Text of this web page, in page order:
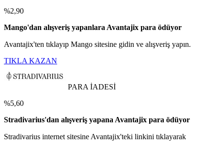
%2,90
Mango'dan alışveriş yapanlara Avantajix para ödüyor
Avantajix'ten tıklayıp Mango sitesine gidin ve alışveriş yapın.
TIKLA KAZAN
PARA İADESİ
%5,60
Stradivarius'dan alışveriş yapana Avantajix para ödüyor
Stradivarius internet sitesine Avantajix'teki linkini tıklayarak